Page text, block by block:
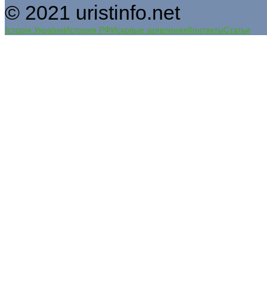
© 2021 uristinfo.net
Історія УкраїниИстория РФИсковые заявленияКонтактыСтатьи